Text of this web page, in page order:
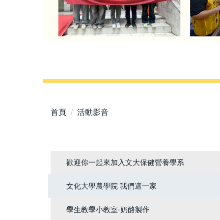
首頁 活動影音
歡迎你一起來加入文大保健營養學系
文化大學農學院 我們這一家
學生教學小教室-奶酪製作